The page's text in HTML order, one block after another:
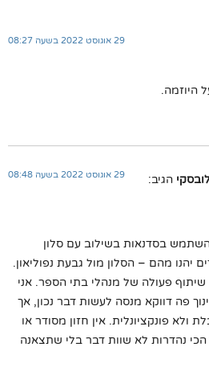
29 אוגוסט 2022 בשעה 08:27
היוזמה.
הגיב: 29 אוגוסט 2022 בשעה 08:48
בסדנאות בשילוב עם סלון
יהנו מהם – הסלון מול גבעת נפוליאון.
פעולה של מנהלי בתי הספר. אני
פה דווקא מנסה לעשות דבר נכון, אך
פונקציונלית. אין חזון מסודר או
הכי נהדרות לא שוות דבר בלי שתצאנה